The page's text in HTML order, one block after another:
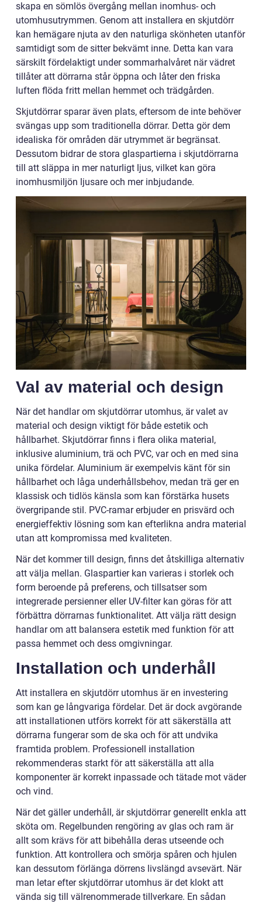
skapa en sömlös övergång mellan inomhus- och
utomhusutrymmen. Genom att installera en skjutdörr
kan hemägare njuta av den naturliga skönheten utanför
samtidigt som de sitter bekvämt inne. Detta kan vara
särskilt fördelaktigt under sommarhalvåret när vädret
tillåter att dörrarna står öppna och låter den friska
luften flöda fritt mellan hemmet och trädgården.
Skjutdörrar sparar även plats, eftersom de inte behöver
svängas upp som traditionella dörrar. Detta gör dem
idealiska för områden där utrymmet är begränsat.
Dessutom bidrar de stora glaspartierna i skjutdörrarna
till att släppa in mer naturligt ljus, vilket kan göra
inomhusmiljön ljusare och mer inbjudande.
Val av material och design
När det handlar om skjutdörrar utomhus, är valet av
material och design viktigt för både estetik och
hållbarhet. Skjutdörrar finns i flera olika material,
inklusive aluminium, trä och PVC, var och en med sina
unika fördelar. Aluminium är exempelvis känt för sin
hållbarhet och låga underhållsbehov, medan trä ger en
klassisk och tidlös känsla som kan förstärka husets
övergripande stil. PVC-ramar erbjuder en prisvärd och
energieffektiv lösning som kan efterlikna andra material
utan att kompromissa med kvaliteten.
När det kommer till design, finns det åtskilliga alternativ
att välja mellan. Glaspartier kan varieras i storlek och
form beroende på preferens, och tillsatser som
integrerade persienner eller UV-filter kan göras för att
förbättra dörrarnas funktionalitet. Att välja rätt design
handlar om att balansera estetik med funktion för att
passa hemmet och dess omgivningar.
Installation och underhåll
Att installera en skjutdörr utomhus är en investering
som kan ge långvariga fördelar. Det är dock avgörande
att installationen utförs korrekt för att säkerställa att
dörrarna fungerar som de ska och för att undvika
framtida problem. Professionell installation
rekommenderas starkt för att säkerställa att alla
komponenter är korrekt inpassade och tätade mot väder
och vind.
När det gäller underhåll, är skjutdörrar generellt enkla att
sköta om. Regelbunden rengöring av glas och ram är
allt som krävs för att bibehålla deras utseende och
funktion. Att kontrollera och smörja spåren och hjulen
kan dessutom förlänga dörrens livslängd avsevärt. När
man letar efter skjutdörrar utomhus är det klokt att
vända sig till välrenommerade tillverkare. En sådan